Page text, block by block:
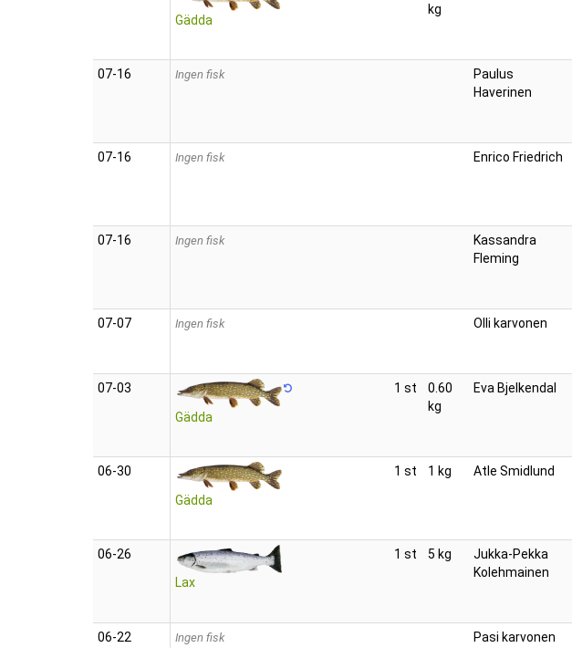
Gädda
kg
07‑16 Ingen fisk
Paulus
Haverinen
07‑16 Ingen fisk Enrico Friedrich
07‑16 Ingen fisk
Kassandra
Fleming
07‑07 Ingen fisk Olli karvonen
07‑03
Gädda
1 st
0.60
kg
Eva Bjelkendal
06‑30
Gädda
1 st 1 kg Atle Smidlund
06‑26
Lax
1 st 5 kg
Jukka-Pekka
Kolehmainen
06‑22 Ingen fisk Pasi karvonen